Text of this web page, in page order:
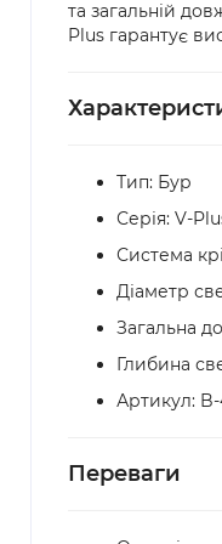
та загальній
Plus гарантує
Тип: Бур
Серія: V-
Система
Діаметр
Загальна
Глибина
Артикул: B-
Переваги